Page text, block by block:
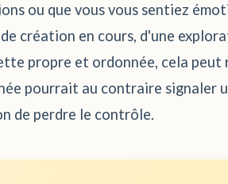
ou que vous vous sentiez
création en cours, d'une
propre et ordonnée, cela
pourrait au contraire signaler
de perdre le contrôle.